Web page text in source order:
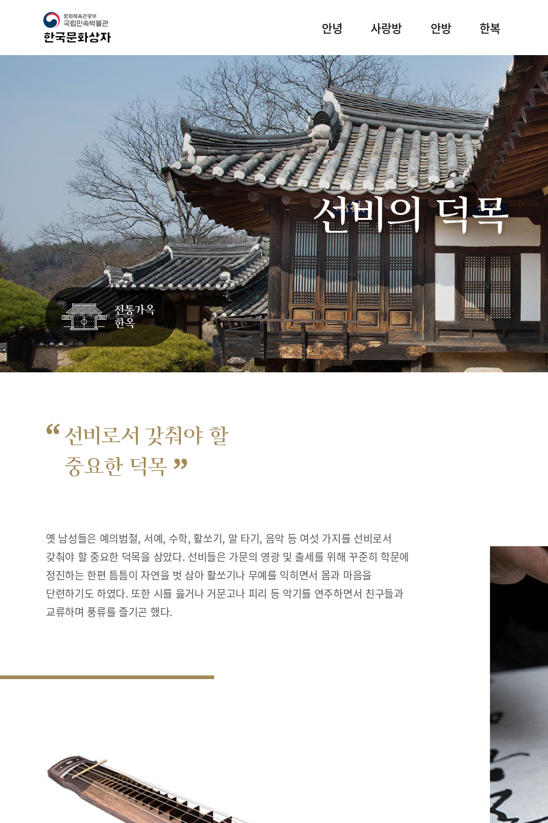
안녕 사랑방 안방 한복
선비의 덕목
“선비로서 갖춰야 할
중요한 덕목 ”
옛 남성들은 예의범절, 서예, 수학, 활쏘기, 말 타기, 음악 등 여섯 가지를 선비로서
갖춰야 할 중요한 덕목을 삼았다. 선비들은 가문의 영광 및 출세를 위해 꾸준히 학문에
정진하는 한편 틈틈이 자연을 벗 삼아 활쏘기나 무예를 익히면서 몸과 마음을
단련하기도 하였다. 또한 시를 읊거나 거문고나 피리 등 악기를 연주하면서 친구들과
교류하며 풍류를 즐기곤 했다.